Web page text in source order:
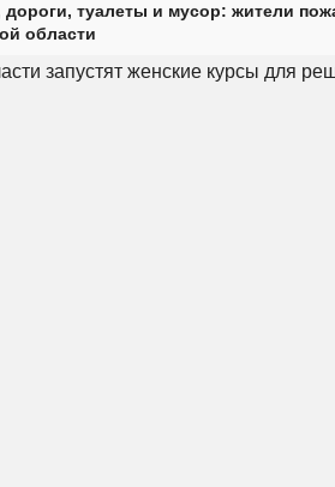
туалеты и мусор: жители
области